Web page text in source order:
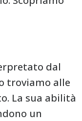
dal
troviamo alle
La sua abilità
un